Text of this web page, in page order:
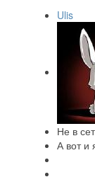
Ulis
Не в
А вот и